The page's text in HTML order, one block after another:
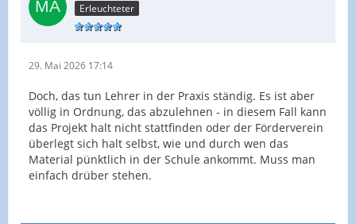
Erleuchteter
29. Mai 2026 17:14
Doch, das tun Lehrer in der Praxis ständig. Es ist aber
völlig in Ordnung, das abzulehnen - in diesem Fall kann
das Projekt halt nicht stattfinden oder der Förderverein
überlegt sich halt selbst, wie und durch wen das
Material pünktlich in der Schule ankommt. Muss man
einfach drüber stehen.